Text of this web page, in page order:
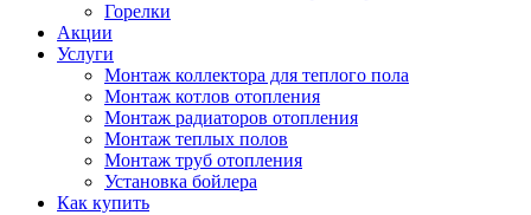
Горелки
Акции
Услуги
Монтаж коллектора для теплого пола
Монтаж котлов отопления
Монтаж радиаторов отопления
Монтаж теплых полов
Монтаж труб отопления
Установка бойлера
Как купить